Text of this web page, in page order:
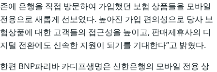
존에 은행을 직접 방문하여 가입했던 보험 상품들을 모바일
전용으로 새롭게 선보였다. 높아진 가입 편의성으로 당사 보
험상품에 대한 고객들의 접근성을 높이고, 판매제휴사의 디
지털 전환에도 신속한 지원이 되기를 기대한다”고 밝혔다.
한편 BNP파리바 카디프생명은 신한은행의 모바일 전용 상